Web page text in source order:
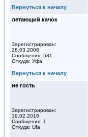
Вернуться к началу
летающий качок
Зарегистрирован:
28.03.2008
Сообщения: 531
Откуда: Уфа
Вернуться к началу
не гость
Зарегистрирован:
19.02.2010
Сообщения: 1
Откуда: Ufa